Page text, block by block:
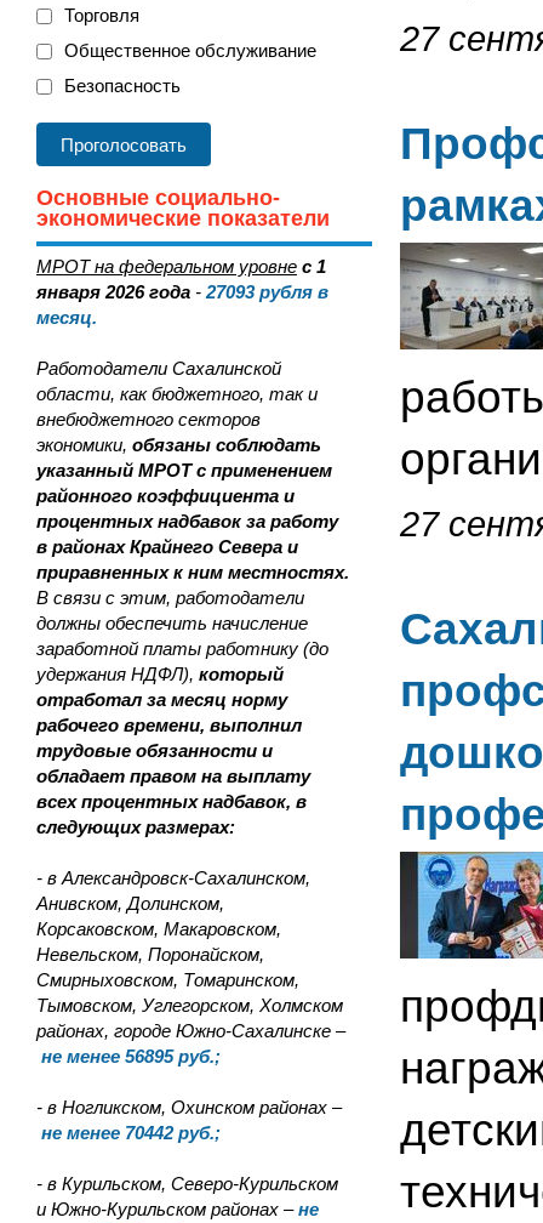
Торговля
Общественное обслуживание
Безопасность
Основные социально-
экономические показатели
МРОТ на федеральном уровне с 1
января 2026 года - 27093рубля в
месяц.
Работодатели Сахалинской
области, как бюджетного, так и
внебюджетного секторов
экономики, обязаны соблюдать
указанный МРОТ с применением
районного коэффициента и
процентных надбавок за работу
в районах Крайнего Севера и
приравненных к ним местностях.
В связи с этим, работодатели
должны обеспечить начисление
заработной платы работнику (до
удержания НДФЛ), который
отработал за месяц норму
рабочего времени, выполнил
трудовые обязанности и
обладает правом на выплату
всех процентных надбавок, в
следующих размерах:
- в Александровск-Сахалинском,
Анивском, Долинском,
Корсаковском, Макаровском,
Невельском, Поронайском,
Смирныховском, Томаринском,
Тымовском, Углегорском, Холмском
районах, городе Южно-Сахалинске –
не менее 56895 руб.;
- в Ногликском, Охинском районах –
не менее 70442 руб.;
- в Курильском, Северо-Курильском
и Южно-Курильском районах – не
27
27